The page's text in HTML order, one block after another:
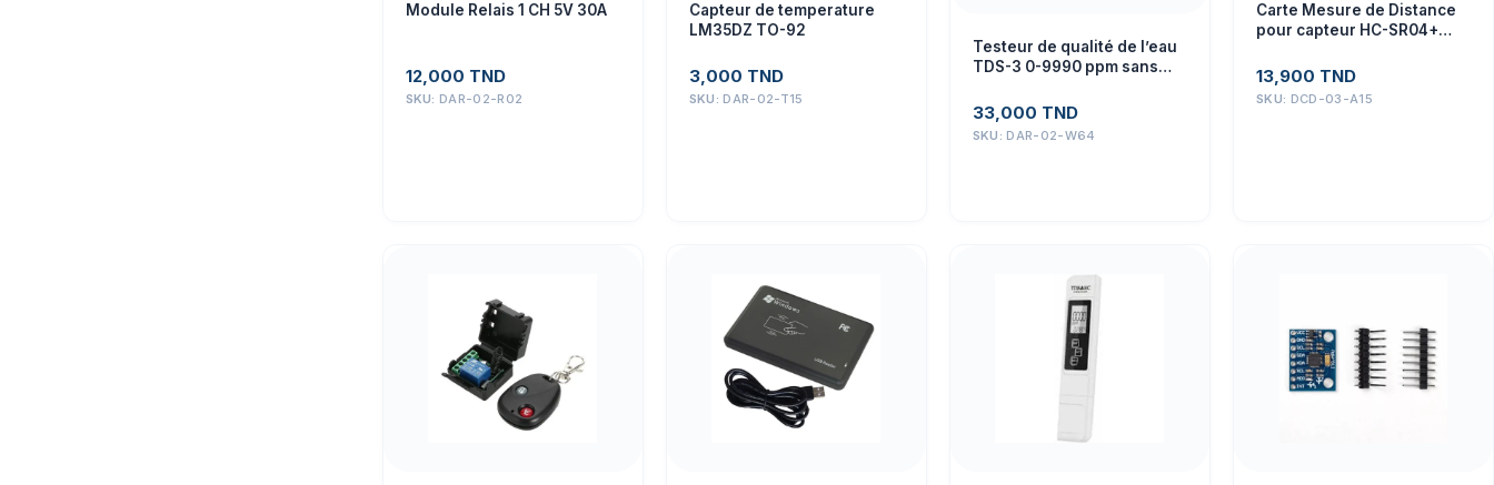
Module Relais 1 CH 5V 30A
12,000 TND
SKU: DAR-02-R02
Capteur de temperature
LM35DZ TO-92
3,000 TND
SKU: DAR-02-T15
Testeur de qualité de l’eau
TDS-3 0-9990 ppm sans
33,000 TND
SKU: DAR-02-W64
Carte Mesure de Distance
pour capteur HC-SR04+
13,900 TND
SKU: DCD-03-A15